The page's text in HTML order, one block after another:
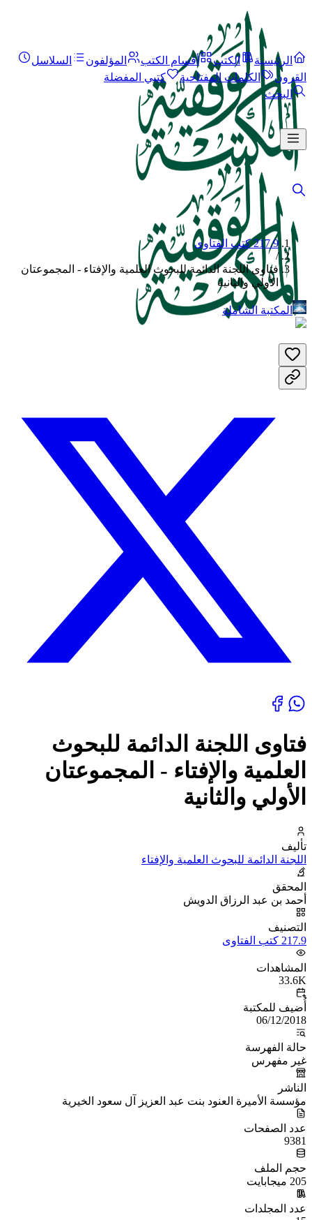
الرئيسية الكتب أقسام الكتب المؤلفون
السلاسل
القرون
الكلمات المفتاحية
كتبي المفضلة
البحث
217.9 كتب الفتاوى
/
فتاوى اللجنة الدائمة للبحوث العلمية والإفتاء - المجموعتان
الأولي والثانية
المكتبة الشاملة
فتاوى اللجنة الدائمة للبحوث
العلمية والإفتاء - المجموعتان
الأولي والثانية
تأليف
اللجنة الدائمة للبحوث العلمية والإفتاء
المحقق
أحمد بن عبد الرزاق الدويش
التصنيف
217.9 كتب الفتاوى
المشاهدات
33.6K
أُضيف للمكتبة
06/12/2018
حالة الفهرسة
غير مفهرس
الناشر
مؤسسة الأميرة العنود بنت عبد العزيز آل سعود الخيرية
عدد الصفحات
9381
حجم الملف
205 ميجابايت
عدد المجلدات